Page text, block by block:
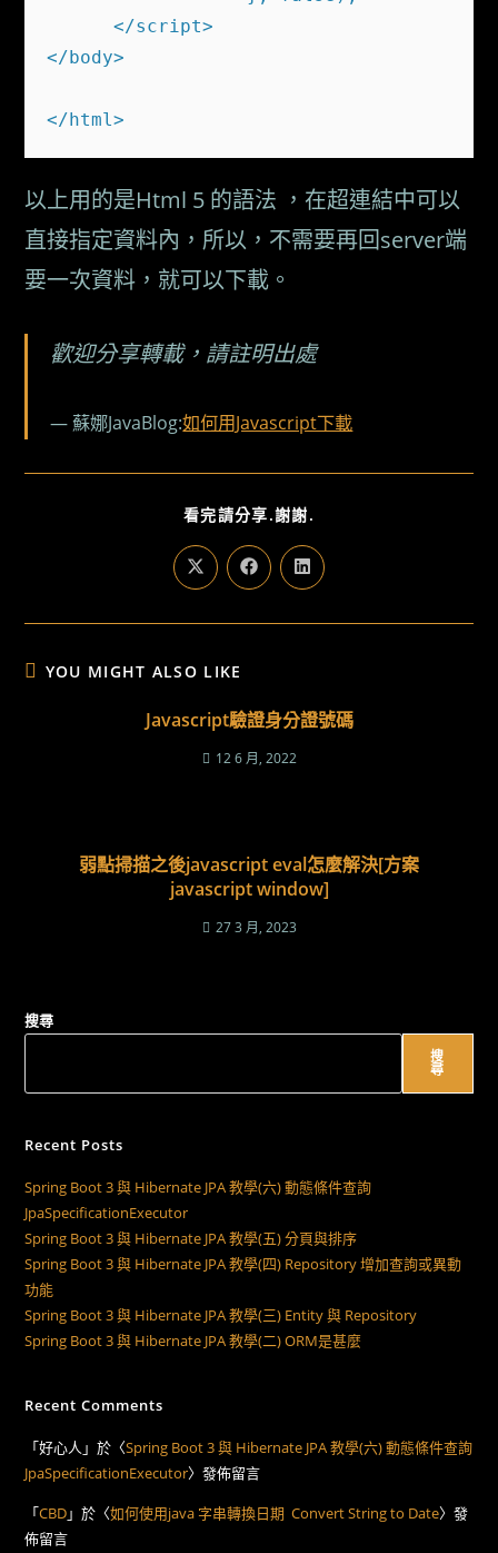
      </script>
</body>
以上用的是Html 5 的語法 ，在超連結中可以
直接指定資料內，所以，不需要再回server端
要一次資料，就可以下載。
歡迎分享轉載，請註明出處
蘇娜JavaBlog:如何用Javascript下載
看完請分享.謝謝.
CONTENT
Opens
in
new
Opens
in
new
Opens
in
new
YOU MIGHT ALSO LIKE
Javascript驗證身分證號碼
12 6 月, 2022
弱點掃描之後javascript eval怎麼解決[方案
javascript window]
27 3 月, 2023
搜尋
搜
尋
Recent Posts
Spring Boot 3 與 Hibernate JPA 教學(六) 動態條件查詢
JpaSpecificationExecutor
Spring Boot 3 與 Hibernate JPA 教學(五) 分頁與排序
Spring Boot 3 與 Hibernate JPA 教學(四) Repository 增加查詢或異動
功能
Spring Boot 3 與 Hibernate JPA 教學(三) Entity 與 Repository
Spring Boot 3 與 Hibernate JPA 教學(二) ORM是甚麼
Recent Comments
「好心人 」於〈Spring Boot 3 與 Hibernate JPA 教學(六) 動態條件查詢
JpaSpecificationExecutor〉發佈留言
「CBD」於〈如何使用java 字串轉換日期 Convert String to Date〉發
佈留言